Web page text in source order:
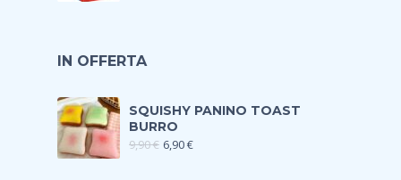
IN OFFERTA
SQUISHY PANINO TOAST
BURRO
9,90€ 6,90€